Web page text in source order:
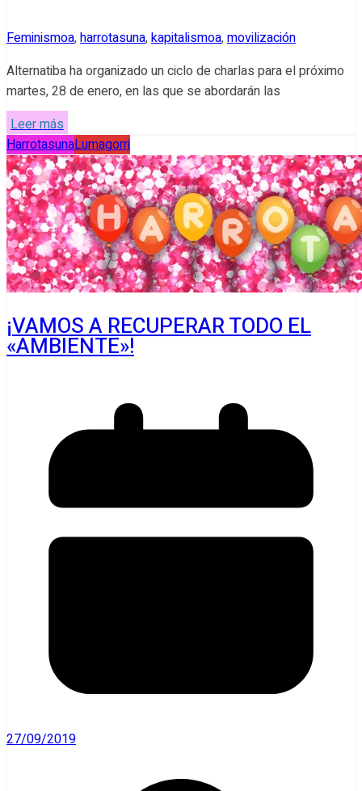
Feminismoa,harrotasuna,kapitalismoa,movilización
Alternatiba ha organizado un ciclo de charlas para el próximo
martes, 28 de enero, en las que se abordarán las
Leer más
HarrotasunaLumagorri
¡VAMOS A RECUPERAR TODO EL
«AMBIENTE»!
27/09/2019